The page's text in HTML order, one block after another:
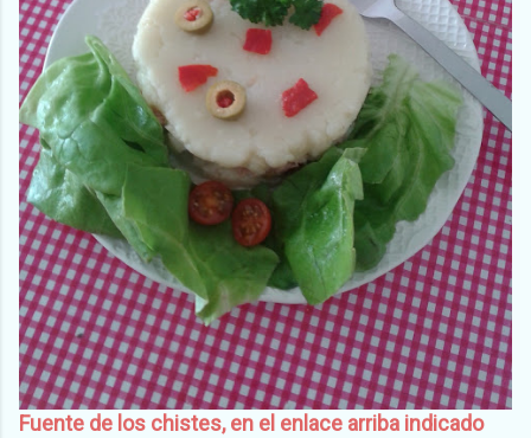
Fuente de los chistes, en el enlace arriba indicado